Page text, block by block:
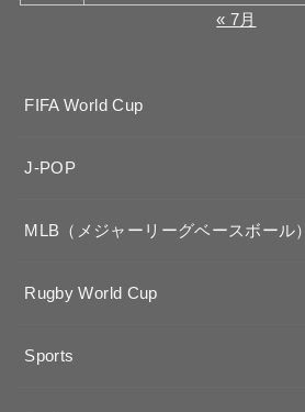
« 7月
FIFA World Cup
J-POP
MLB（メジャーリーグベースボール）
Rugby World Cup
Sports